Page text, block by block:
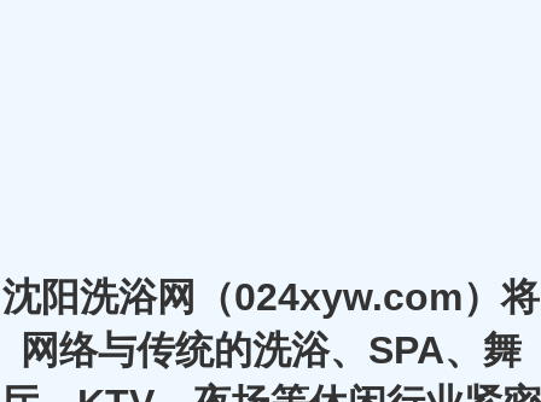
沈阳洗浴网（024xyw.com）将
网络与传统的洗浴、SPA、舞